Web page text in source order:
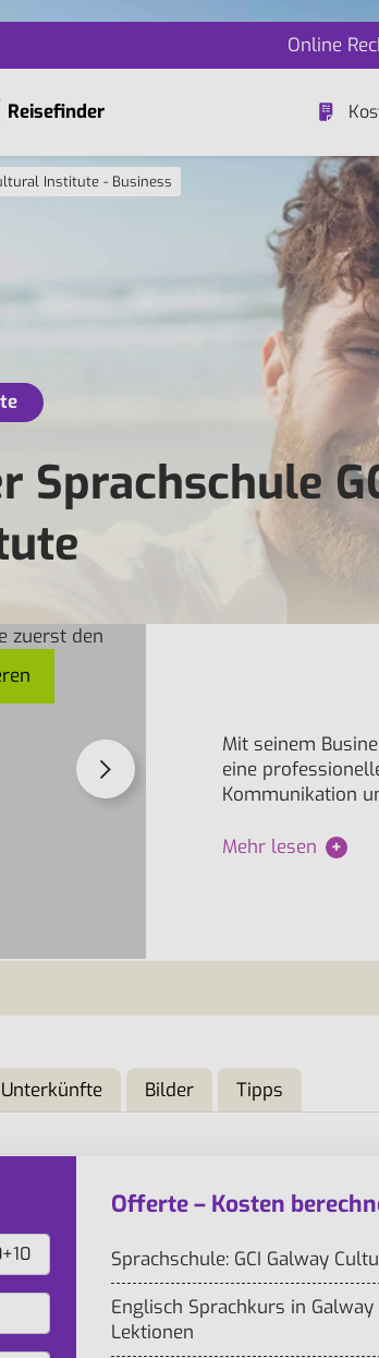
Online
Reisefinder
Institute - Business
Sprachschule
zuerst den
Mit seinem
eine
Kommunikation
Mehr lesen +
Unterkünfte Bilder Tipps
Offerte – Kosten
Sprachschule: GCI Galway
Englisch Sprachkurs in
Lektionen